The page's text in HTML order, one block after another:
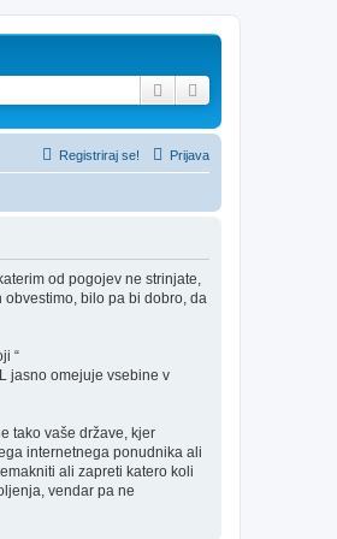
Iskanje
Prijava
Registriraj se!
od pogojev ne strinjate,
bilo pa bi dobro, da
“
jasno omejuje vsebine v
tako vaše države, kjer
internetnega ponudnika ali
ali zapreti katero koli
vendar pa ne